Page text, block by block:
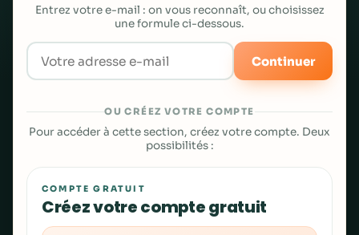
Entrez votre e-mail : on vous reconnaît, ou choisissez
une formule ci-dessous.
Continuer
OU CRÉEZ VOTRE COMPTE
Pour accéder à cette section, créez votre compte. Deux
possibilités :
COMPTE GRATUIT
Créez votre compte gratuit